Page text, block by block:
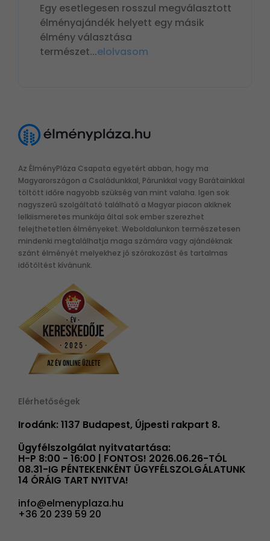
Egy esetlegesen rosszul megválasztott
élményajándék helyett egy másik
élmény választása
természet...elolvasom
Az ÉlményPláza Csapata egyetért abban, hogy ma
Magyarországon a Családunkkal, Párunkkal vagy Barátainkkal
töltött időre nagyobb szükség van mint valaha. Igen sok
nagyszerű szolgáltató található a Magyar piacon akiknek
lelkiismeretes munkája által sok ember szerezhet
felejthetetlen élményeket. Weboldalunkon természetesen
mindenki megtalálhatja maga számára vagy ajándéknak
szánt élményét melyekhez jó szórakozást és tartalmas
időtöltést kívánunk.
Elérhetőségek
Irodánk: 1137 Budapest, Újpesti rakpart 8.
Ügyfélszolgálat nyitvatartása:
H-P 8:00 - 16:00 | FONTOS! 2026.06.26-TÓL
08.31-IG PÉNTEKENKÉNT ÜGYFÉLSZOLGÁLATUNK
14 ÓRÁIG TART NYITVA!
info@elmenyplaza.hu
+36 20 239 59 20